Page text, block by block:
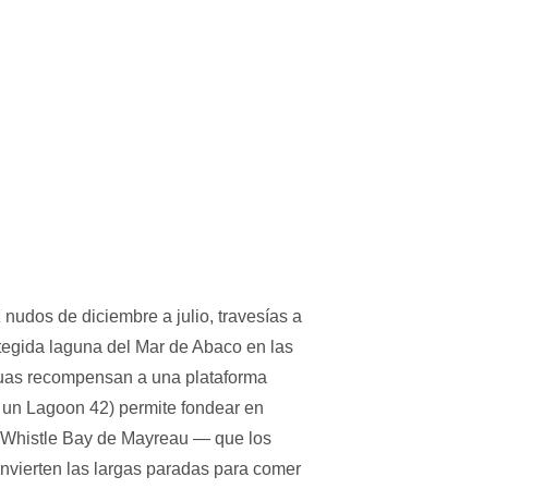
de diciembre a julio, travesías a
laguna del Mar de Abaco en las
recompensan a una plataforma
Lagoon 42) permite fondear en
Bay de Mayreau — que los
las largas paradas para comer